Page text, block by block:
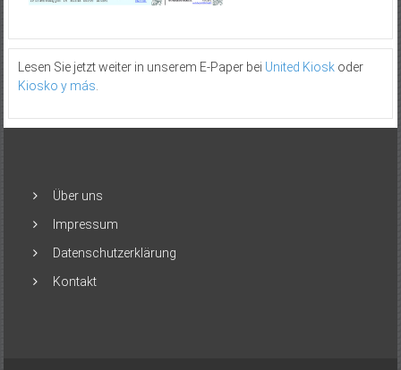
Lesen Sie jetzt weiter in unserem E-Paper bei United Kioskoder
Kiosko y más.
Über uns
Impressum
Datenschutzerklärung
Kontakt